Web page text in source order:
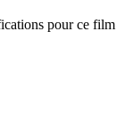
pour ce film